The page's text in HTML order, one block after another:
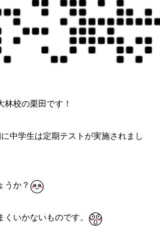
校の栗田です！
中学生は定期テストが実施されまし
うか？
いかないものです。